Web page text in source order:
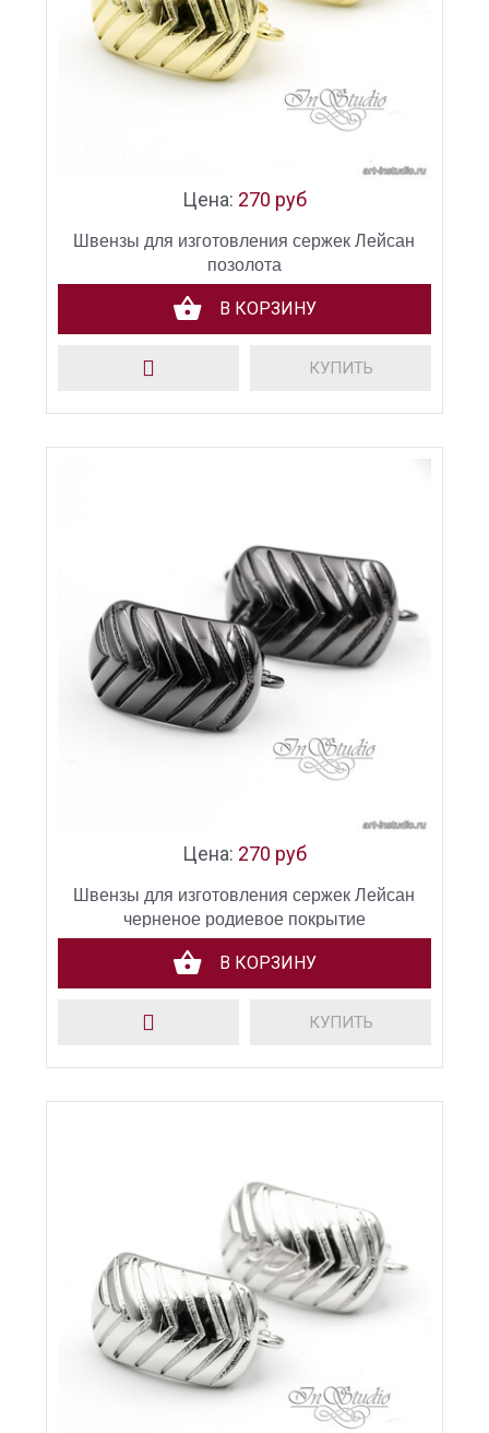
Цена: 270 руб
Швензы для изготовления сержек Лейсан
позолота
В КОРЗИНУ
КУПИТЬ
Цена: 270 руб
Швензы для изготовления сержек Лейсан
черненое родиевое покрытие
В КОРЗИНУ
КУПИТЬ